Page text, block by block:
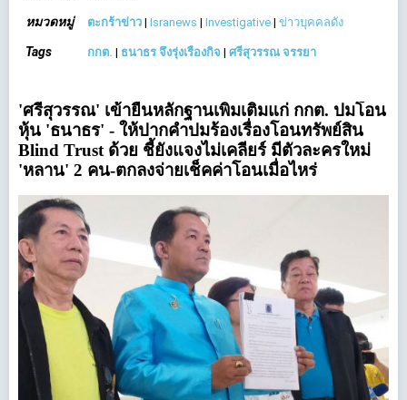
หมวดหมู่ ตะกร้าข่าว | Isranews | Investigative | ข่าวบุคคลดัง
Tags กกต. | ธนาธร จึงรุ่งเรืองกิจ | ศรีสุวรรณ จรรยา
'ศรีสุวรรณ' เข้ายื่นหลักฐานเพิ่มเติมแก่ กกต. ปมโอน
หุ้น 'ธนาธร' - ให้ปากคำปมร้องเรื่องโอนทรัพย์สิน
Blind Trust ด้วย ชี้ยังแจงไม่เคลียร์ มีตัวละครใหม่
'หลาน' 2 คน-ตกลงจ่ายเช็คค่าโอนเมื่อไหร่